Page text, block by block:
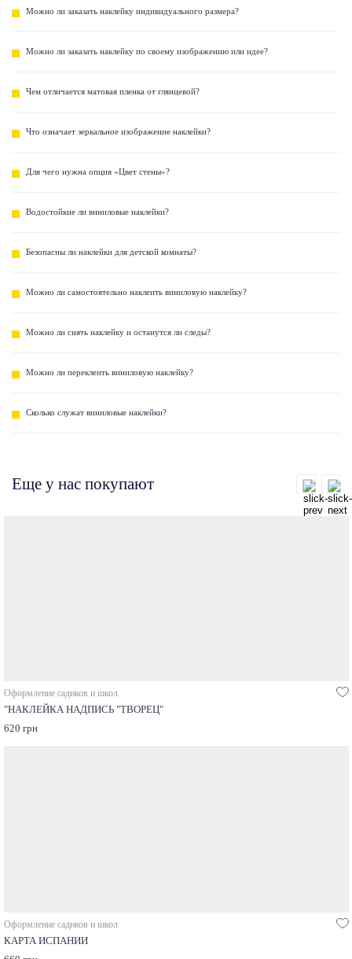
Можно ли заказать наклейку индивидуального размера?
Можно ли заказать наклейку по своему изображению или идее?
Чем отличается матовая пленка от глянцевой?
Что означает зеркальное изображение наклейки?
Для чего нужна опция «Цвет стены»?
Водостойкие ли виниловые наклейки?
Безопасны ли наклейки для детской комнаты?
Можно ли самостоятельно наклеить виниловую наклейку?
Можно ли снять наклейку и останутся ли следы?
Можно ли переклеить виниловую наклейку?
Сколько служат виниловые наклейки?
Еще у нас покупают
Оформление садиков и школ
"НАКЛЕЙКА НАДПИСЬ "ТВОРЕЦ"
620 грн
Оформление садиков и школ
КАРТА ИСПАНИИ